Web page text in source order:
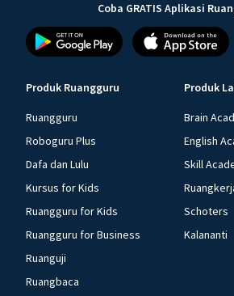
Coba GRATIS Aplikasi
Produk Ruangguru
Ruangguru
Roboguru Plus
Dafa dan Lulu
Kursus for Kids
Ruangguru for Kids
Ruangguru for Business
Ruanguji
Ruangbaca
Produk
Brain
English
Skill
Schoters
Kalananti